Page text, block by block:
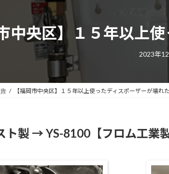
中央区】１５年以上
2023年
【福岡市中央区】１５年以上使ったディスポーザーが壊れ
ト製 → YS-8100【フロム工業